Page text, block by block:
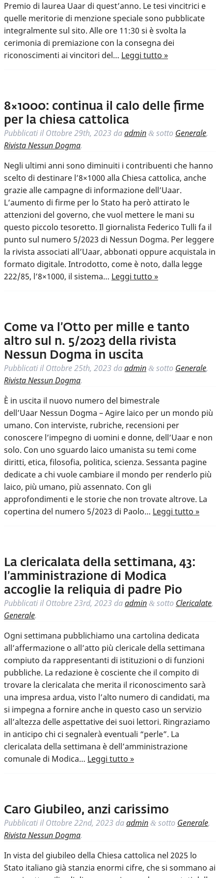
Premio di laurea Uaar di quest’anno. Le tesi vincitrici e
quelle meritorie di menzione speciale sono pubblicate
integralmente sul sito. Alle ore 11:30 si è svolta la
cerimonia di premiazione con la consegna dei
riconoscimenti ai vincitori del… Leggi tutto »
8×1000: continua il calo delle firme
per la chiesa cattolica
Pubblicati ilOttobre 29th, 2023 daadmin & sotto Generale,
Rivista Nessun Dogma.
Negli ultimi anni sono diminuiti i contribuenti che hanno
scelto di destinare l’8×1000 alla Chiesa cattolica, anche
grazie alle campagne di informazione dell’Uaar.
L’aumento di firme per lo Stato ha però attirato le
attenzioni del governo, che vuol mettere le mani su
questo piccolo tesoretto. Il giornalista Federico Tulli fa il
punto sul numero 5/2023 di Nessun Dogma. Per leggere
la rivista associati all’Uaar, abbonati oppure acquistala in
formato digitale. Introdotto, come è noto, dalla legge
222/85, l’8×1000, il sistema… Leggi tutto »
Come va l’Otto per mille e tanto
altro sul n. 5/2023 della rivista
Nessun Dogma in uscita
Pubblicati ilOttobre 25th, 2023 daadmin & sotto Generale,
Rivista Nessun Dogma.
È in uscita il nuovo numero del bimestrale
dell’Uaar Nessun Dogma – Agire laico per un mondo più
umano. Con interviste, rubriche, recensioni per
conoscere l’impegno di uomini e donne, dell’Uaar e non
solo. Con uno sguardo laico umanista su temi come
diritti, etica, filosofia, politica, scienza. Sessanta pagine
dedicate a chi vuole cambiare il mondo per renderlo più
laico, più umano, più assennato. Con gli
approfondimenti e le storie che non trovate altrove. La
copertina del numero 5/2023 di Paolo… Leggi tutto »
La clericalata della settimana, 43:
l’amministrazione di Modica
accoglie la reliquia di padre Pio
Pubblicati ilOttobre 23rd, 2023 daadmin & sotto Clericalate,
Generale.
Ogni settimana pubblichiamo una cartolina dedicata
all’affermazione o all’atto più clericale della settimana
compiuto da rappresentanti di istituzioni o di funzioni
pubbliche. La redazione è cosciente che il compito di
trovare la clericalata che merita il riconoscimento sarà
una impresa ardua, visto l’alto numero di candidati, ma
si impegna a fornire anche in questo caso un servizio
all’altezza delle aspettative dei suoi lettori. Ringraziamo
in anticipo chi ci segnalerà eventuali “perle”. La
clericalata della settimana è dell’amministrazione
comunale di Modica… Leggi tutto »
Caro Giubileo, anzi carissimo
Pubblicati ilOttobre 22nd, 2023 daadmin & sotto Generale,
Rivista Nessun Dogma.
In vista del giubileo della Chiesa cattolica nel 2025 lo
Stato italiano già stanzia enormi cifre, che si sommano ai